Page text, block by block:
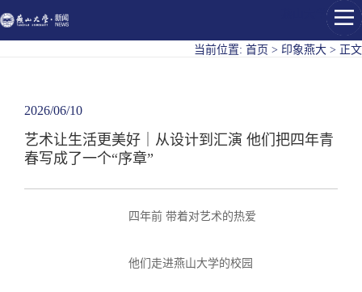
当前位置: 首页 > 印象燕大 > 正文
2026/06/10
艺术让生活更美好｜从设计到汇演 他们把四年青
春写成了一个“序章”
四年前 带着对艺术的热爱
他们走进燕山大学的校园